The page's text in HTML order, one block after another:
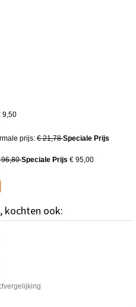
9,50
prijs: € 21,78Speciale Prijs
96,80Speciale Prijs € 95,00
kochten ook: